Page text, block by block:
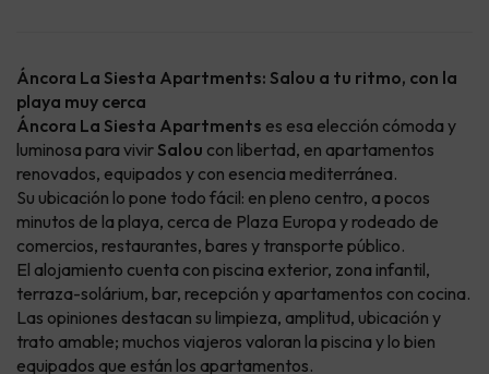
Áncora La Siesta Apartments: Salou a tu ritmo, con la
playa muy cerca
Áncora La Siesta Apartments es esa elección cómoda y
luminosa para vivir Salou con libertad, en apartamentos
renovados, equipados y con esencia mediterránea.
Su ubicación lo pone todo fácil: en pleno centro, a pocos
minutos de la playa, cerca de Plaza Europa y rodeado de
comercios, restaurantes, bares y transporte público.
El alojamiento cuenta con piscina exterior, zona infantil,
terraza-solárium, bar, recepción y apartamentos con cocina.
Las opiniones destacan su limpieza, amplitud, ubicación y
trato amable; muchos viajeros valoran la piscina y lo bien
equipados que están los apartamentos.